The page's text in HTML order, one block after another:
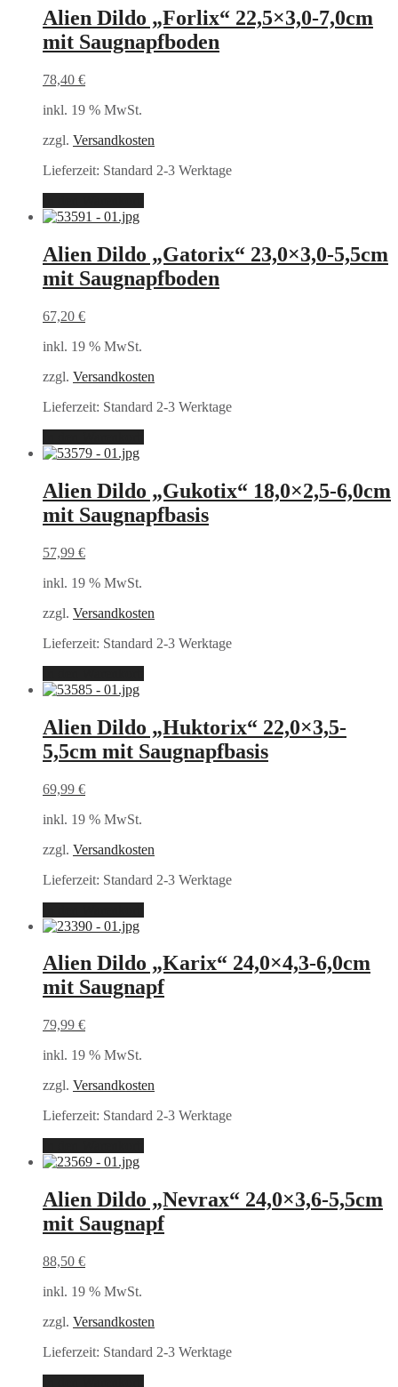
Alien Dildo „Forlix“ 22,5×3,0-7,0cm
mit Saugnapfboden
78,40 €
inkl. 19 % MwSt.
zzgl. Versandkosten
Lieferzeit: Standard 2-3 Werktage
Alien Dildo „Gatorix“ 23,0×3,0-5,5cm
mit Saugnapfboden
67,20 €
inkl. 19 % MwSt.
zzgl. Versandkosten
Lieferzeit: Standard 2-3 Werktage
Alien Dildo „Gukotix“ 18,0×2,5-6,0cm
mit Saugnapfbasis
57,99 €
inkl. 19 % MwSt.
zzgl. Versandkosten
Lieferzeit: Standard 2-3 Werktage
Alien Dildo „Huktorix“ 22,0×3,5-
5,5cm mit Saugnapfbasis
69,99 €
inkl. 19 % MwSt.
zzgl. Versandkosten
Lieferzeit: Standard 2-3 Werktage
Alien Dildo „Karix“ 24,0×4,3-6,0cm
mit Saugnapf
79,99 €
inkl. 19 % MwSt.
zzgl. Versandkosten
Lieferzeit: Standard 2-3 Werktage
Alien Dildo „Nevrax“ 24,0×3,6-5,5cm
mit Saugnapf
88,50 €
inkl. 19 % MwSt.
zzgl. Versandkosten
Lieferzeit: Standard 2-3 Werktage